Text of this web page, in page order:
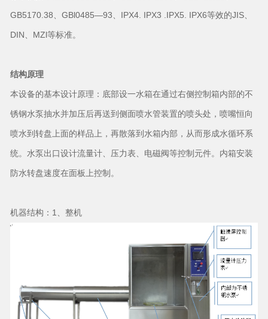
GB5170.38、GBl0485—93、IPX4. IPX3 .IPX5. IPX6等效的JIS、
DIN、MZl等标准。
结构原理
本设备的基本设计原理：底部设一水箱在通过右侧控制箱内部的不
锈钢水泵抽水并加压后再送到侧面喷水管装置的喷头处，喷嘴恒向
喷水到转盘上面的样品上，再散落到水箱内部，从而形成水循环系
统。水泵出口设计流量计、压力表、电磁阀等控制元件。内箱安装
防水转盘速度在面板上控制。
机器结构：1、整机